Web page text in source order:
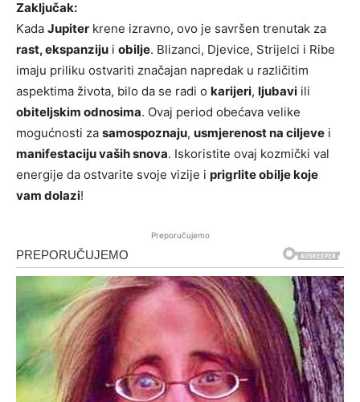
Zaključak:
Kada Jupiter krene izravno, ovo je savršen trenutak za
rast, ekspanziju i obilje. Blizanci, Djevice, Strijelci i Ribe
imaju priliku ostvariti značajan napredak u različitim
aspektima života, bilo da se radi o karijeri, ljubavi ili
obiteljskim odnosima. Ovaj period obećava velike
mogućnosti za samospoznaju, usmjerenost na ciljeve i
manifestaciju vaših snova. Iskoristite ovaj kozmički val
energije da ostvarite svoje vizije i prigrlite obilje koje
vam dolazi!
Preporučujemo